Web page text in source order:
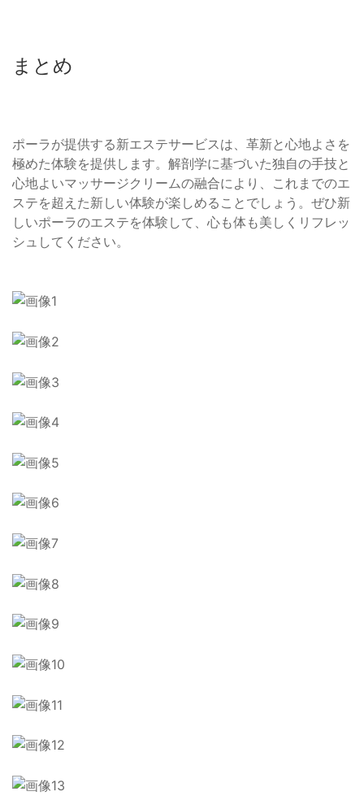
まとめ
ポーラが提供する新エステサービスは、革新と心地よさを
極めた体験を提供します。解剖学に基づいた独自の手技と
心地よいマッサージクリームの融合により、これまでのエ
ステを超えた新しい体験が楽しめることでしょう。ぜひ新
しいポーラのエステを体験して、心も体も美しくリフレッ
シュしてください。